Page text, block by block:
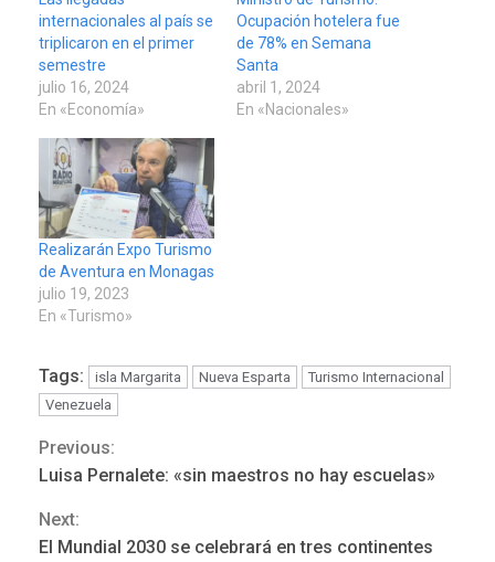
internacionales al país se
triplicaron en el primer
semestre
julio 16, 2024
En «Economía»
Ocupación hotelera fue
de 78% en Semana
Santa
abril 1, 2024
En «Nacionales»
Realizarán Expo Turismo
de Aventura en Monagas
julio 19, 2023
En «Turismo»
Tags: isla Margarita Nueva Esparta
Turismo Internacional
Venezuela
Continue
Reading
Previous:
Luisa Pernalete: «sin maestros no hay escuelas»
Next:
El Mundial 2030 se celebrará en tres continentes
Mariño fortalece capacidad